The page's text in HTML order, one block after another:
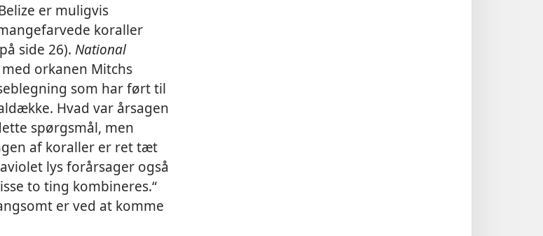
er muligvis
koraller
side 26). National
orkanen Mitchs
som har ført til
Hvad var årsagen
spørgsmål, men
af koraller er ret tæt
lys forårsager også
to ting kombineres.“
er ved at komme